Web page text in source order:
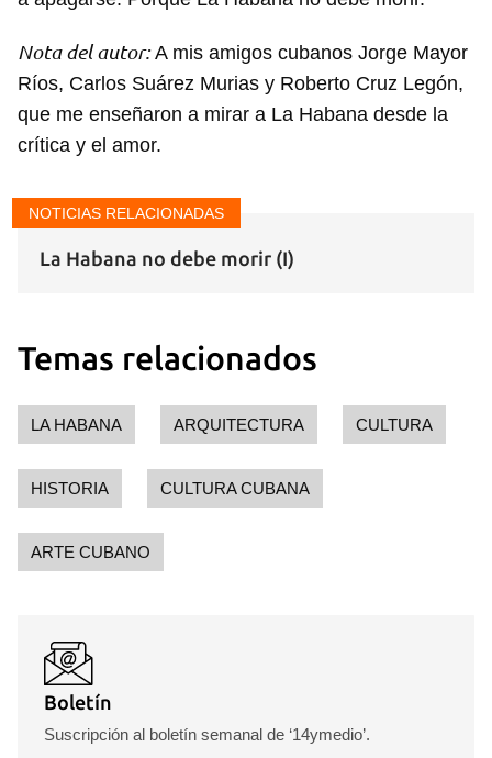
Nota del autor:A mis amigos cubanos Jorge Mayor
Ríos, Carlos Suárez Murias y Roberto Cruz Legón,
que me enseñaron a mirar a La Habana desde la
crítica y el amor.
NOTICIAS RELACIONADAS
La Habana no debe morir (I)
Temas relacionados
LA HABANA ARQUITECTURA CULTURA
HISTORIA CULTURA CUBANA
ARTE CUBANO
Boletín
Suscripción al boletín semanal de ‘14ymedio’.